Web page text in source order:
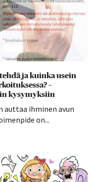
ja kuinka usein
–
kysymyksiin
ihminen avun
on...